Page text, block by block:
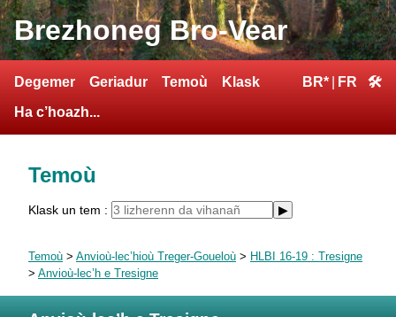
Brezhoneg Bro-Vear
Degemer Geriadur Temoù
Klask
Ha c’hoazh...
BR* FR 🛠
Temoù
Klask un tem :
Temoù > Anvioù-lec’hioù Treger-Goueloù > HLBI 16-19 : Tresigne
> Anvioù-lec’h e Tresigne